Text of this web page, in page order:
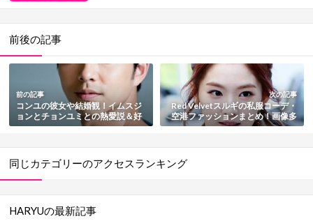
前後の記事
前の記事
コンユの彼女や結婚観！イムスジ
ョンとチョンユミとの熱愛説＆好
きなタイプまとめ
次の記事
Red Velvetスルギの私服コーデ・
空港ファッションまとめ！画像多
数
同じカテゴリーのアクセスランキング
HARYUの最新記事